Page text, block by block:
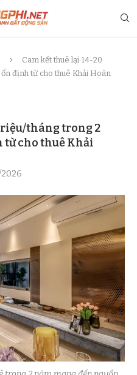
Cam kết thuê lại 14-20
định từ cho thuê Khải Hoàn
tháng trong 2
từ cho thuê Khải